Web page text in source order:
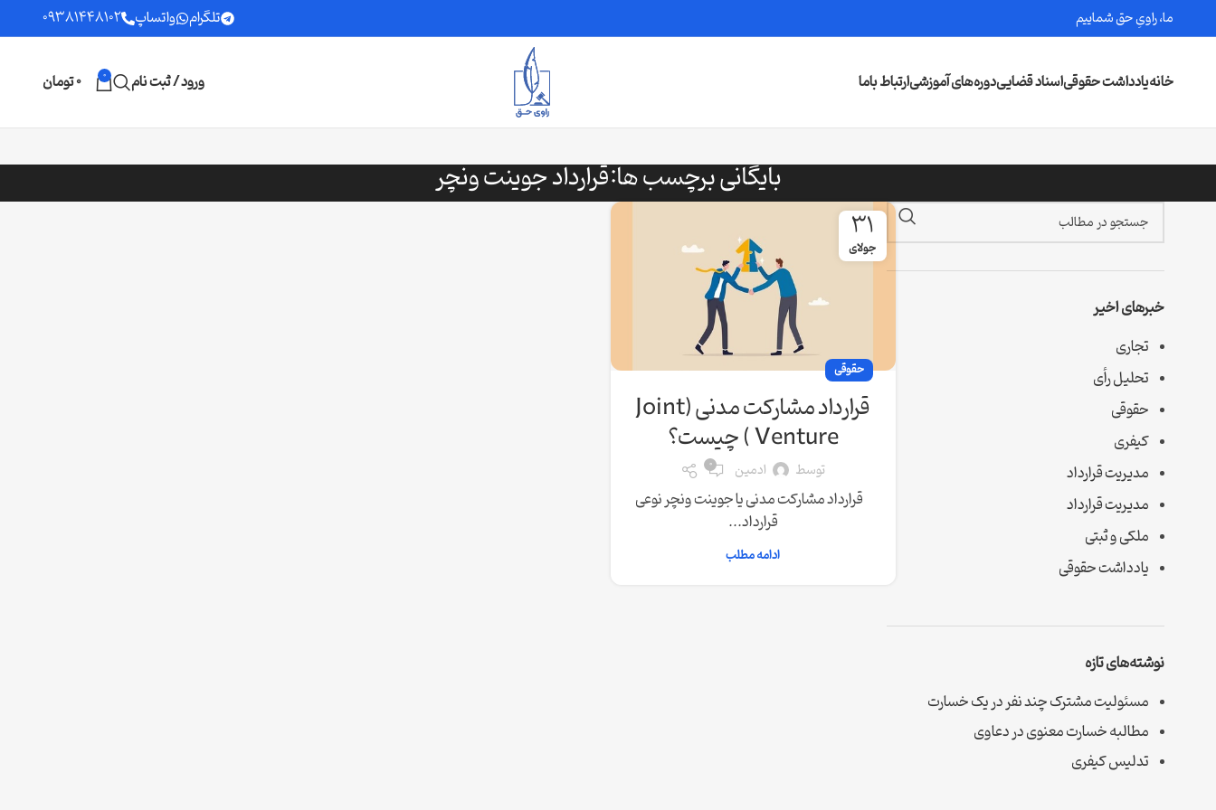
ما، راویِ حق شماییم تلگرام واتساپ 09381448102
خانهیادداشت حقوقیاسناد قضاییدوره‌های آموزشیارتباط باما ورود / ثبت نام 0
0تومان
بایگانی برچسب ها:قرارداد جوینت ونچر
31
جولای
حقوقی
قرارداد مشارکت مدنی (Joint
Venture ) چیست؟
توسط ادمین 0
قرارداد مشارکت مدنی یا جوینت ونچر نوعی
قرارداد...
ادامه مطلب
خبرهای اخیر
تجاری
تحلیل رأی
حقوقی
کیفری
مدیریت قرارداد
مدیریت قرارداد
ملکی و ثبتی
یادداشت حقوقی
نوشته‌های تازه
مسئولیت مشترک چند نفر در یک خسارت
مطالبه خسارت معنوی در دعاوی
تدلیس کیفری